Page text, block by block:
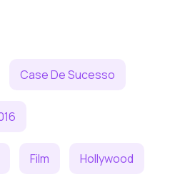
Case De Sucesso
Film Hollywood